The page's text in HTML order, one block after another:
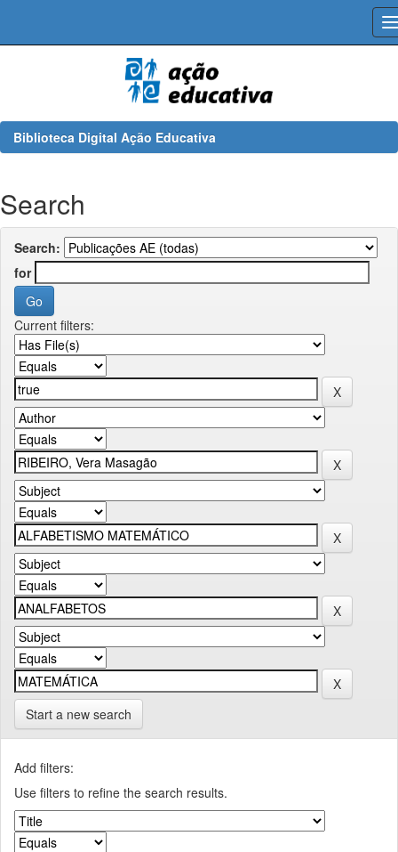
Biblioteca Digital Ação Educativa
Search
Search:
for
Current filters:
Start a new search
Add filters:
Use filters to refine the search results.